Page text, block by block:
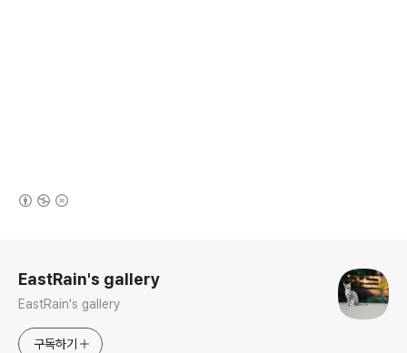
EastRain's gallery
EastRain's gallery
구독하기